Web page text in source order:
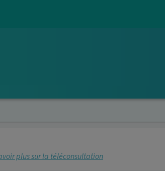
plus sur la téléconsultation